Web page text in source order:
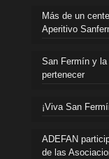
Más de un
Aperitivo
San Fermín y
pertenecer
¡Viva San
ADEFAN
de las